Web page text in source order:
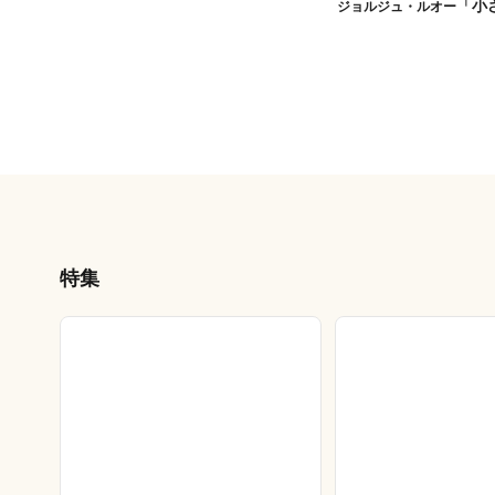
ジョルジュ・ルオー
特集